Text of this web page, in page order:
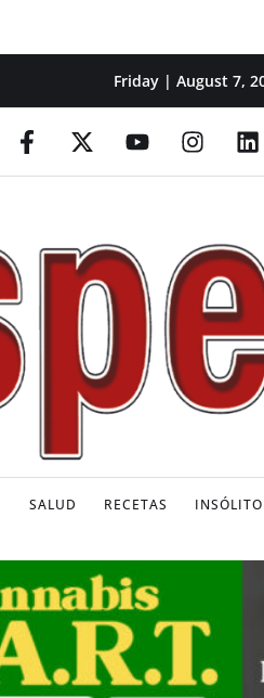
Friday | August 7,
SALUD RECETAS INSÓLITO